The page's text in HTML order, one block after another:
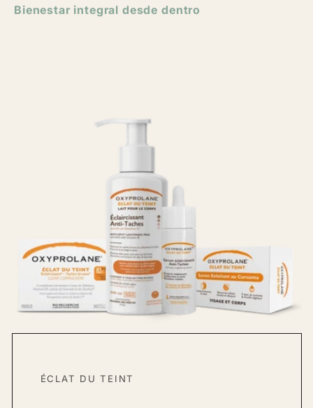
Bienestar integral desde dentro
ÉCLAT DU TEINT